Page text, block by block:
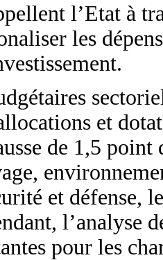
l’Etat à
les
et
de 1,5
et défense,
l’analyse
pour les